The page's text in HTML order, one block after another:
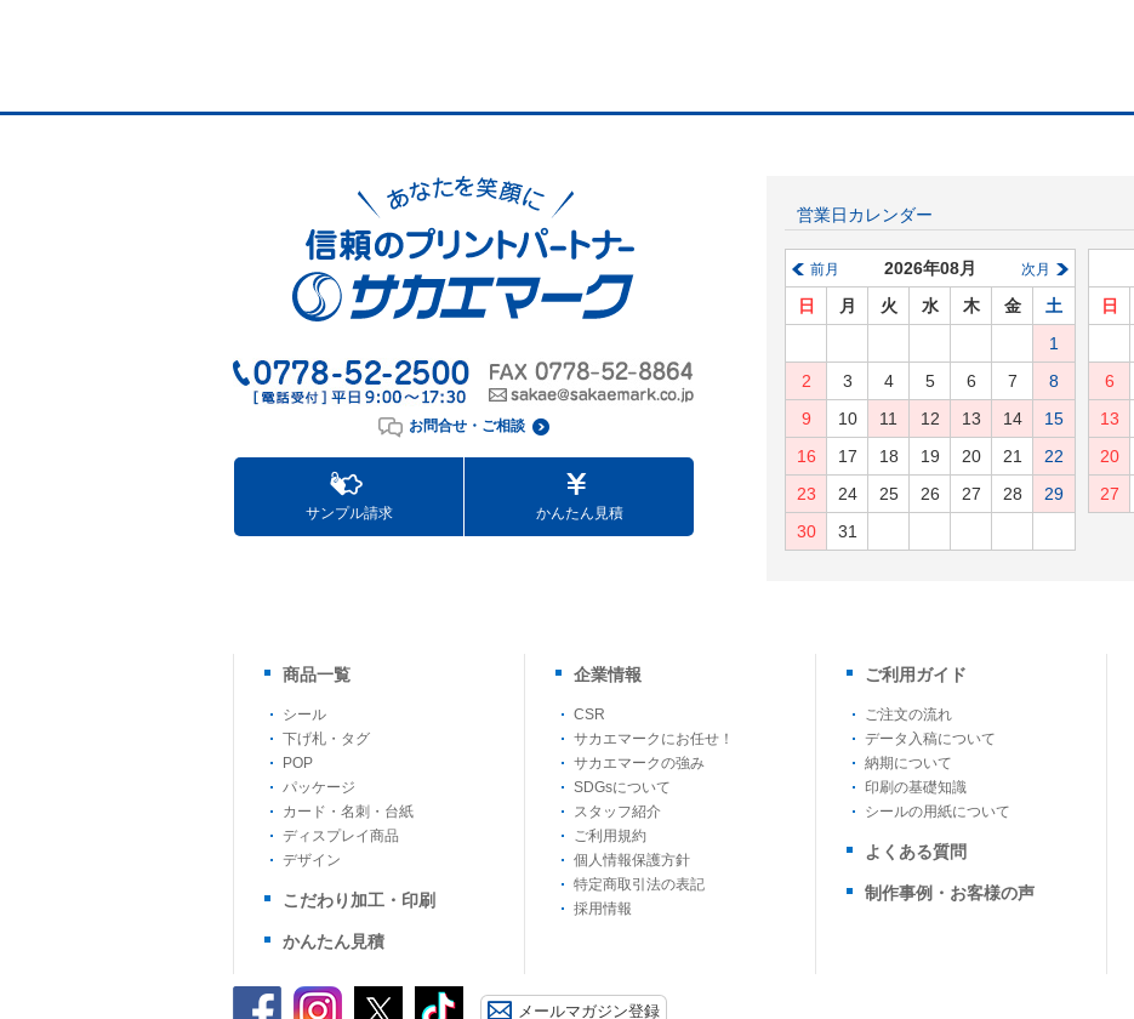
お問合せ・ご相談
サンプル請求 かんたん見積
営業日カレンダー
2026年08月
前月 次月
日 月 火 水 木 金
土
1
2
3 4 5 6 7
8
9
10 11 12 13 14
15
16
17 18 19 20 21
22
23
24 25 26 27 28
29
30
31
日
6
13
20
27
商品一覧
シール
下げ札・タグ
POP
パッケージ
カード・名刺・台紙
ディスプレイ商品
デザイン
こだわり加工・印刷
かんたん見積
企業情報
CSR
サカエマークにお任せ！
サカエマークの強み
SDGsについて
スタッフ紹介
ご利用規約
個人情報保護方針
特定商取引法の表記
採用情報
ご利用ガイド
ご注文の流れ
データ入稿について
納期について
印刷の基礎知識
シールの用紙について
よくある質問
制作事例・お客様の声
メールマガジン登録